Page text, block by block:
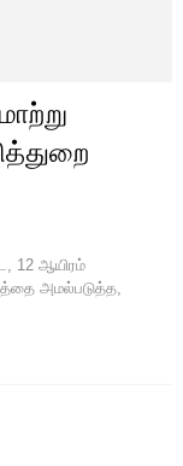
12 ஆயிரம்
அமல்படுத்த,